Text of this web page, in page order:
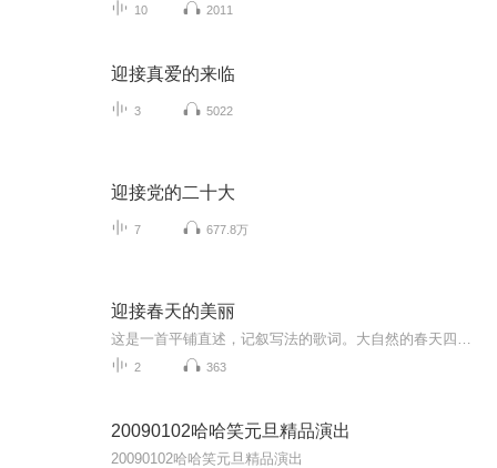
10 2011
迎接真爱的来临
3 5022
迎接党的二十大
7 677.8万
迎接春天的美丽
2 363
20090102哈哈笑元旦精品演出
20090102哈哈笑元旦精品演出